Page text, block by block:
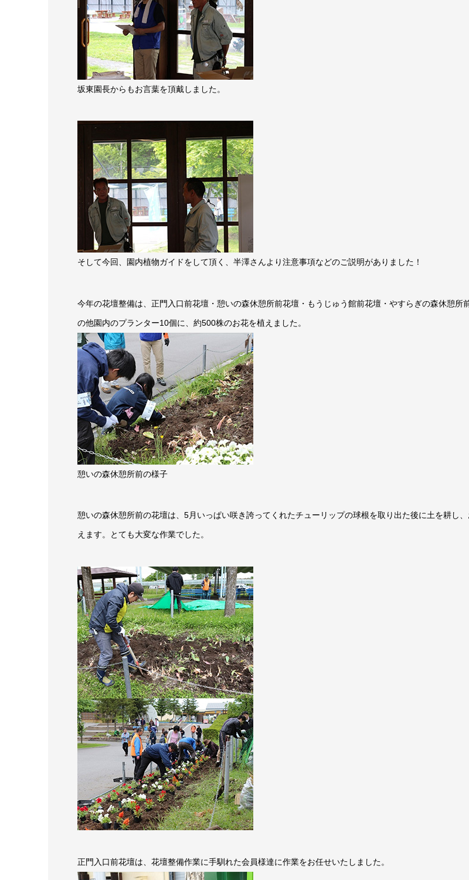
坂東園長からもお言葉を頂戴しました。
そして今回、園内植物ガイドをして頂く、半澤さんより注意事項などのご説明がありました！
今年の花壇整備は、正門入口前花壇・憩いの森休憩所前花壇・もうじゅう館前花壇・やすらぎの森休憩所
の他園内のプランター10個に、約500株のお花を植えました。
憩いの森休憩所前の様子
憩いの森休憩所前の花壇は、5月いっぱい咲き誇ってくれたチューリップの球根を取り出た後に土を耕し
えます。とても大変な作業でした。
正門入口前花壇は、花壇整備作業に手馴れた会員様達に作業をお任せいたしました。